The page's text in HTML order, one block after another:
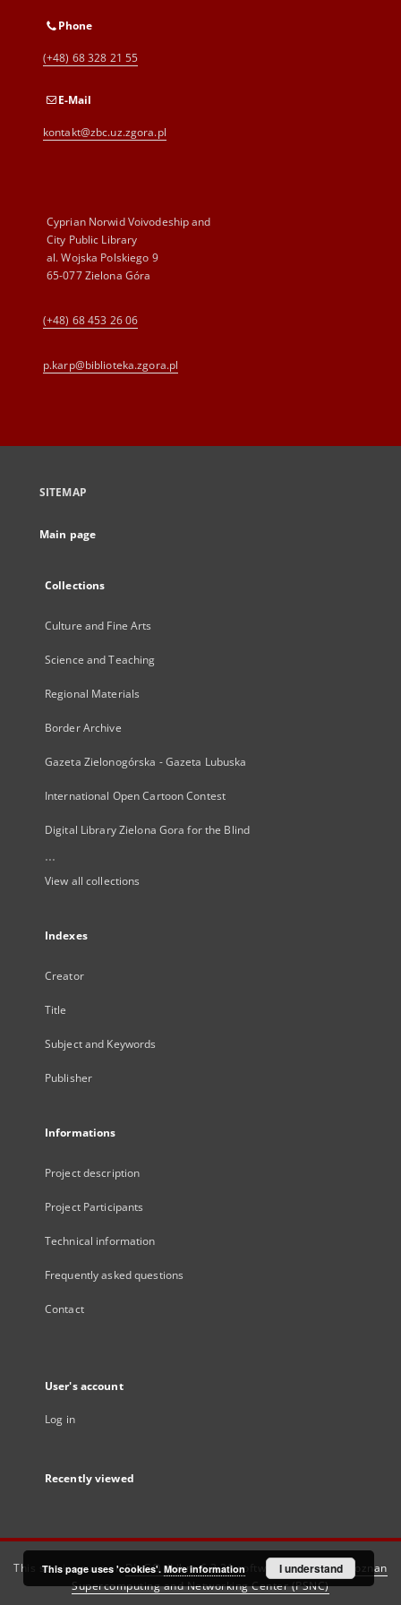
Phone
(+48) 68 328 21 55
E-Mail
kontakt@zbc.uz.zgora.pl
Cyprian Norwid Voivodeship and
City Public Library
al. Wojska Polskiego 9
65-077 Zielona Góra
(+48) 68 453 26 06
p.karp@biblioteka.zgora.pl
SITEMAP
Main page
Collections
Culture and Fine Arts
Science and Teaching
Regional Materials
Border Archive
Gazeta Zielonogórska - Gazeta Lubuska
International Open Cartoon Contest
Digital Library Zielona Gora for the Blind
...
View all collections
Indexes
Creator
Title
Subject and Keywords
Publisher
Informations
Project description
Project Participants
Technical information
Frequently asked questions
Contact
User's account
Log in
Recently viewed
This service runs onDInGO dLibra 6.3.21software created by
Poznan
Supercomputing and Networking Center (PSNC)
This page uses 'cookies'. More information I understand